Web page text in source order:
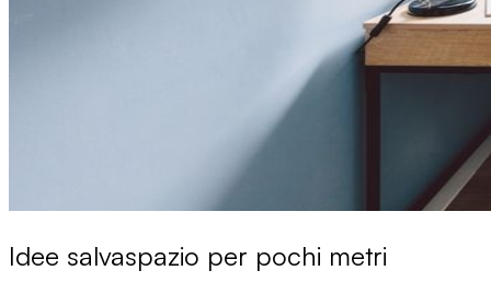
Idee salvaspazio per pochi metri